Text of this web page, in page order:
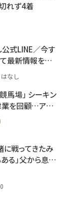
れず4着
式LINE／今す
最新情報をゲ
なし
馬場」 シーキン
業を回顧…アス
への思い語る
に戦ってきたみ
る」父から息子
――新生“チーム
…日曜劇場
ミリー』第8話レ